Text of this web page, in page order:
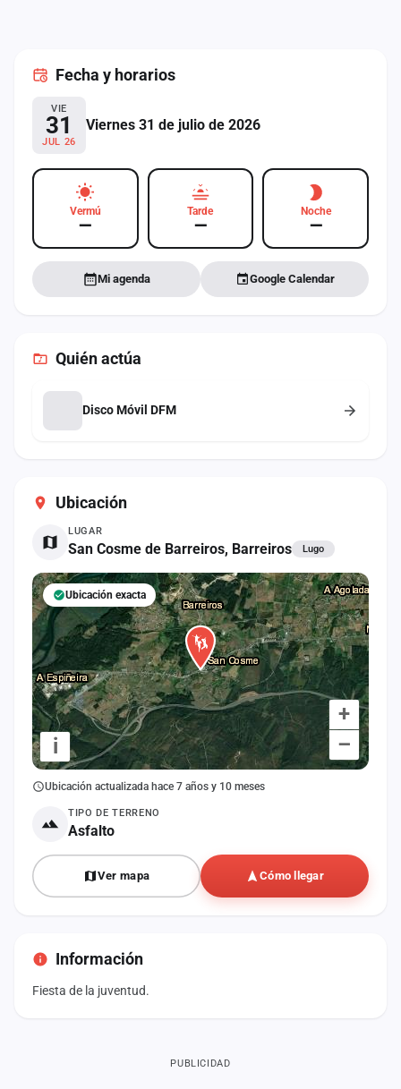
Ubicación
LUGAR
San Cosme de Barreiros, Barreiros Lugo
+
–
i
Ubicación exacta
Ubicación actualizada hace 7 años y 10 meses
TIPO DE TERRENO
Asfalto
Ver mapa Cómo llegar
Información
Fiesta de la juventud.
Fecha y horarios
VIE
31
JUL 26
Viernes 31 de julio de 2026
Vermú
—
Tarde
—
Noche
—
Mi agenda Google Calendar
Quién actúa
Disco Móvil DFM
PUBLICIDAD